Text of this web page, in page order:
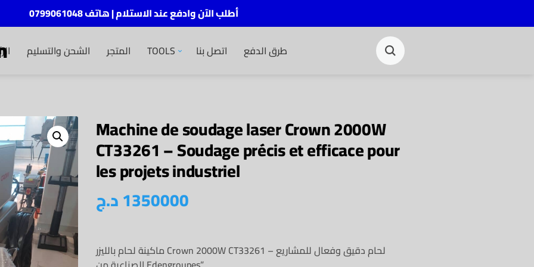
أطلب الآن وادفع عند الاستلام | هاتف 0799061048
الشحن والتسليم المتجر TOOLS اتصل بنا طرق الدفع
Machine de soudage laser Crown 2000W
CT33261 – Soudage précis et efficace pour
les projets industriel
1350000د.ج
ماكينة لحام بالليزر Crown 2000W CT33261 – لحام دقيق وفعال للمشاريع